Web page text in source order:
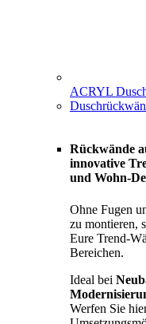
ACRYL
Rückwände
innovative
und Wohn-
Ohne Fugen
zu montieren,
Eure Trend-
Bereichen.
Ideal bei
Werfen Sie